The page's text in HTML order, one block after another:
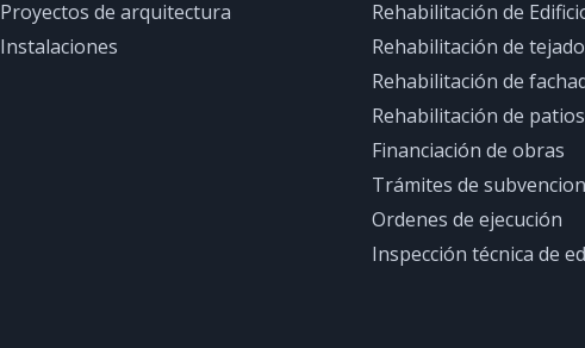
Proyectos de arquitectura
Instalaciones
Rehabilitación de
Rehabilitación de
Rehabilitación de
Rehabilitación de patios
Financiación de obras
Trámites de
Ordenes de ejecución
Inspección técnica de